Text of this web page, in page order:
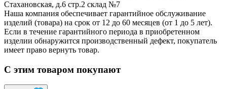
Стахановская, д.6 стр.2 склад №7
Наша компания обеспечивает гарантийное обслуживание
изделий (товара) на срок от 12 до 60 месяцев (от 1 до 5 лет).
Если в течение гарантийного периода в приобретенном
изделии обнаружится производственный дефект, покупатель
имеет право вернуть товар.
С этим товаром покупают